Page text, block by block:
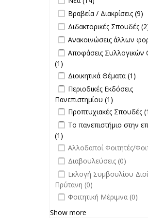
Apply Βραβεία /
Βραβεία / Διακρίσεις (9)
Apply Διδακτορικές
Διδακτορικές Σπουδές
Apply Ανακοινώσεις
filter
Ανακοινώσεις άλλων
Apply Αποφάσεις
Οργάνων filter
Αποφάσεις Συλλογικών
(1)
Οργάνων filter
Apply Διοικητικά Θέματα
Διοικητικά Θέματα (1)
Apply Περιοδικές Εκδόσεις
Πανεπιστημίου filter
Περιοδικές Εκδόσεις
Πανεπιστημίου (1)
Εκδόσεις
Apply Προπτυχιακές
Προπτυχιακές Σπουδές
Apply Το πανεπιστήμιο
επικαιρότητα filter
Το πανεπιστήμιο στην
(1)
επικαιρότητα filter
undefined
Αλλοδαποί Φοιτητές/
undefined
Διαβουλεύσεις (0)
undefined
Εκλογή Συμβουλίου
Πρύτανη (0)
undefined
Φοιτητική Μέριμνα (0)
Show more